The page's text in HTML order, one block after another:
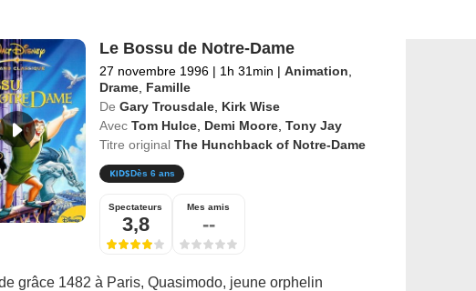
Le Bossu de Notre-Dame
27 novembre 1996 | 1h 31min | Animation
Drame, Famille
De Gary Trousdale, Kirk Wise
Avec Tom Hulce, Demi Moore, Tony Jay
Titre original The Hunchback of Notre-Dame
Dès 6 ans
Spectateurs
3,8
Mes amis
--
grâce 1482 à Paris, Quasimodo, jeune orphelin